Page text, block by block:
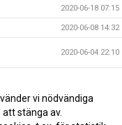
2020-06-18 07:15
2020-06-08 14:32
2020-06-04 22:10
2020-06-01 18:19
2020-05-27 14:55
vi nödvändiga
stänga av.